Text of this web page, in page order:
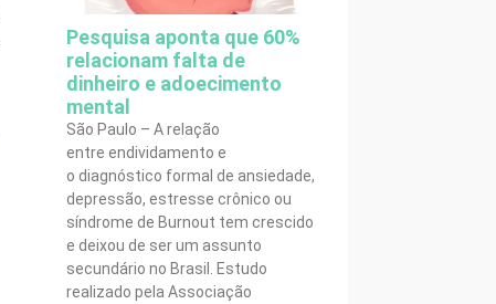
Pesquisa aponta que 60%
relacionam falta de
dinheiro e adoecimento
mental
São Paulo – A relação
entre endividamento e
o diagnóstico formal de ansiedade,
depressão, estresse crônico ou
síndrome de Burnout tem crescido
e deixou de ser um assunto
secundário no Brasil. Estudo
realizado pela Associação